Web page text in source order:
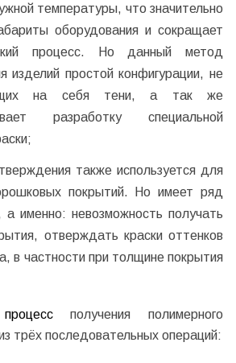
температуры, что значительно
оборудования и сокращает
процесс. Но данный метод
изделий простой конфигурации, не
на себя тени, а так же
разработку специальной
также используется для
покрытий. Но имеет ряд
а именно: невозможность получать
отверждать краски оттенков
в частности при толщине покрытия
получения полимерного
трёх последовательных операций: